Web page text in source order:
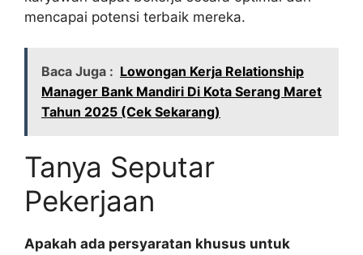
mencapai potensi terbaik mereka.
Baca Juga : Lowongan Kerja Relationship
Manager Bank Mandiri Di Kota Serang Maret
Tahun 2025 (Cek Sekarang)
Tanya Seputar
Pekerjaan
Apakah ada persyaratan khusus untuk